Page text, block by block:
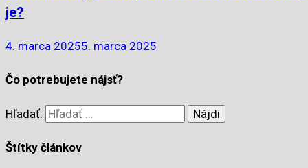
je?
4. marca 20255. marca 2025
Čo potrebujete nájsť?
Hľadať:
Štítky článkov